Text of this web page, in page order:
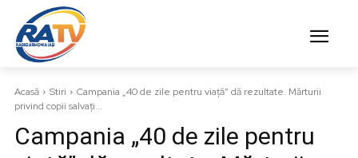
Acasă Stiri
Campania „40 de zile pentru viaţă” dă rezultate. Mărturii
privind copii salvaţi...
Campania „40 de zile pentru